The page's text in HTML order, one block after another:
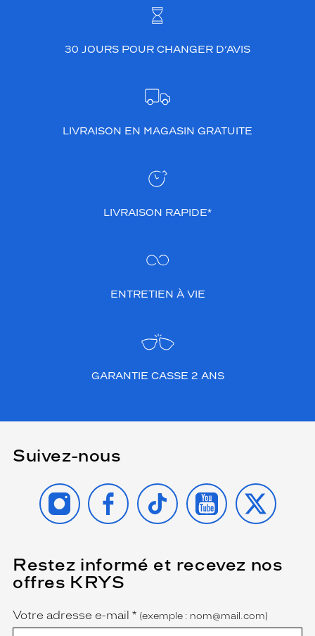
30 JOURS POUR CHANGER D’AVIS
LIVRAISON EN MAGASIN GRATUITE
LIVRAISON RAPIDE*
ENTRETIEN À VIE
GARANTIE CASSE 2 ANS
Suivez-nous
INSTAGRAMFACEBOOK
TIKTOK YOUTUBE
X
Restez informé et recevez nos
offres KRYS
Name
Votre adresse e-mail *
(Ce
champ
est
obligatoire)
(exemple : nom@mail.com)